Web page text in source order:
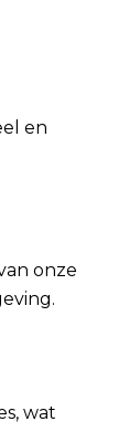
en
onze
wat